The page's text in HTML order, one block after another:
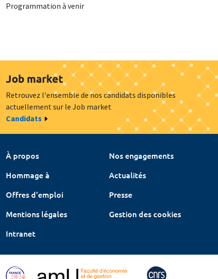
Programmation à venir
Job market
Retrouvez l'ensemble de nos candidats disponibles
actuellement sur le Job market
Candidats
À propos
Nos engagements
Hommage à
Actualités
Offres d'emploi
Presse
Mentions légales
Gestion des cookies
Intranet